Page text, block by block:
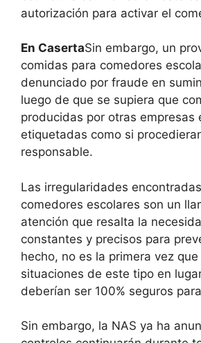
autorización para activar el
En CasertaSin embargo, un
comidas para comedores
denunciado por fraude en
luego de que se supiera que
producidas por otras empresas
etiquetadas como si
responsable.
Las irregularidades
comedores escolares son un
atención que resalta la
constantes y precisos para
hecho, no es la primera vez
situaciones de este tipo en
deberían ser 100% seguros
Sin embargo, la NAS ya ha